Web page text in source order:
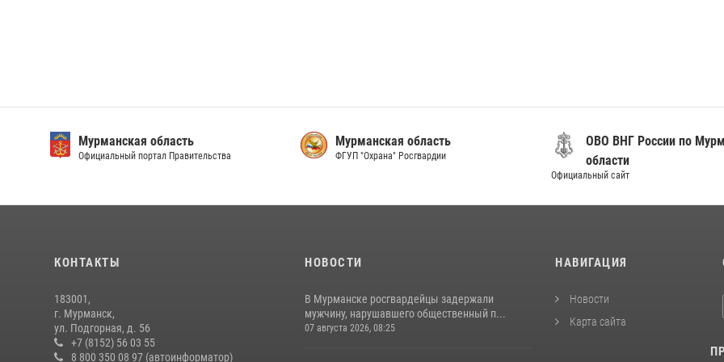
Мурманская область
Официальный портал Правительства
Мурманская область
ФГУП "Охрана" Росгвардии
ОВО ВНГ России по
области
Официальный сайт
КОНТАКТЫ
183001,
г. Мурманск,
ул. Подгорная, д. 56
+7 (8152) 56 03 55
8 800 350 08 97 (автоинформатор)
НОВОСТИ
В Мурманске росгвардейцы задержали
мужчину, нарушавшего общественный п...
07 августа 2026, 08:25
НАВИГАЦИЯ
Новости
Карта сайта